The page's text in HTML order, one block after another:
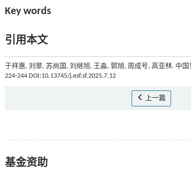
Key words
引用本文
于祥惠, 刘翠, 苏尚国, 刘继旭, 王淼, 郭旭, 周成号, 高亚林. 中
224-244 DOI:10.13745/j.esf.sf.2025.7.12
上一篇
基金资助